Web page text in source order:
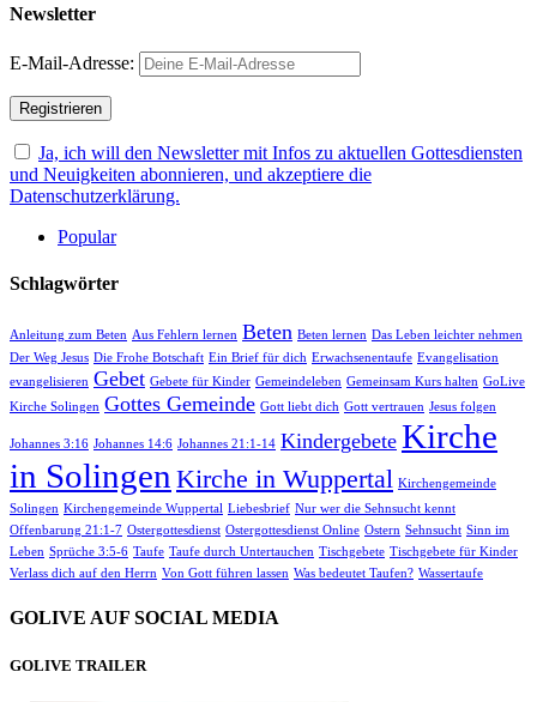
Newsletter
E-Mail-Adresse:
Ja, ich will den Newsletter mit Infos zu aktuellen Gottesdiensten
und Neuigkeiten abonnieren, und akzeptiere die
Datenschutzerklärung.
Popular
Schlagwörter
Anleitung zum Beten Aus Fehlern lernen Beten Beten lernen Das Leben leichter nehmen
Der Weg Jesus Die Frohe Botschaft Ein Brief für dich Erwachsenentaufe Evangelisation
evangelisieren Gebet Gebete für Kinder Gemeindeleben Gemeinsam Kurs halten GoLive
Kirche Solingen Gottes Gemeinde Gott liebt dich Gott vertrauen Jesus folgen
Johannes 3:16 Johannes 14:6 Johannes 21:1-14 Kindergebete Kirche
in Solingen Kirche in Wuppertal Kirchengemeinde
Solingen Kirchengemeinde Wuppertal Liebesbrief Nur wer die Sehnsucht kennt
Offenbarung 21:1-7 Ostergottesdienst Ostergottesdienst Online Ostern Sehnsucht Sinn im
Leben Sprüche 3:5-6 Taufe Taufe durch Untertauchen Tischgebete Tischgebete für Kinder
Verlass dich auf den Herrn Von Gott führen lassen Was bedeutet Taufen? Wassertaufe
GOLIVE AUF SOCIAL MEDIA
GOLIVE TRAILER